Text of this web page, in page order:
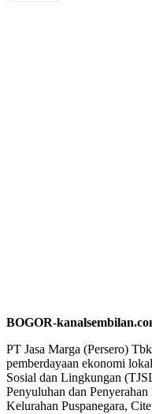
BOGOR-
PT Jasa Marga (Persero)
pemberdayaan ekonomi
Sosial dan Lingkungan
Penyuluhan dan
Kelurahan Puspanegara,